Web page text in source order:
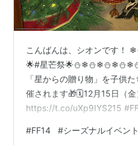
こんばんは、シオンです！
🌟#星芒祭
「星からの贈り物」を子供
催されます🎁🗓️12月15日（金
https://t.co/uXp9IYS215
FF14 (@FF_XIV_JP) 2023年
#FF14 #シーズナルイベント